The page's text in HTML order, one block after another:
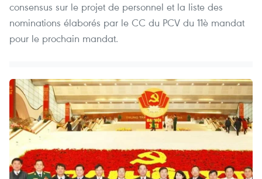
consensus sur le projet de personnel et la liste des
nominations élaborés par le CC du PCV du 11è mandat
pour le prochain mandat.